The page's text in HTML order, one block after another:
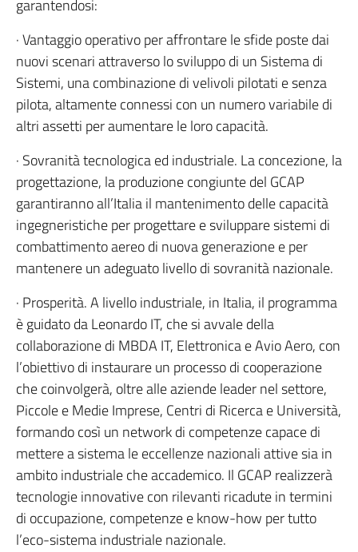
garantendosi:
· Vantaggio operativo per affrontare le sfide poste dai
nuovi scenari attraverso lo sviluppo di un Sistema di
Sistemi, una combinazione di velivoli pilotati e senza
pilota, altamente connessi con un numero variabile di
altri assetti per aumentare le loro capacità.
· Sovranità tecnologica ed industriale. La concezione, la
progettazione, la produzione congiunte del GCAP
garantiranno all’Italia il mantenimento delle capacità
ingegneristiche per progettare e sviluppare sistemi di
combattimento aereo di nuova generazione e per
mantenere un adeguato livello di sovranità nazionale.
· Prosperità. A livello industriale, in Italia, il programma
è guidato da Leonardo IT, che si avvale della
collaborazione di MBDA IT, Elettronica e Avio Aero, con
l’obiettivo di instaurare un processo di cooperazione
che coinvolgerà, oltre alle aziende leader nel settore,
Piccole e Medie Imprese, Centri di Ricerca e Università,
formando così un network di competenze capace di
mettere a sistema le eccellenze nazionali attive sia in
ambito industriale che accademico. Il GCAP realizzerà
tecnologie innovative con rilevanti ricadute in termini
di occupazione, competenze e know-how per tutto
l’eco-sistema industriale nazionale.